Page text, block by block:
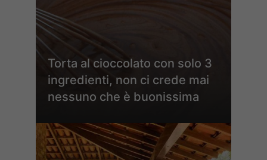
Torta al cioccolato con solo 3
ingredienti, non ci crede mai
nessuno che è buonissima